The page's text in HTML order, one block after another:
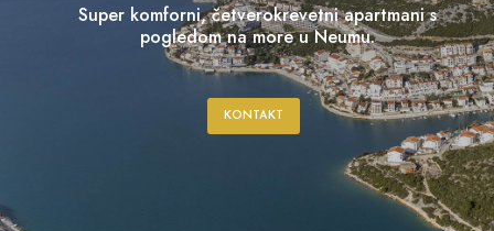
Super komforni, četverokrevetni apartmani s
pogledom na more u Neumu.
KONTAKT